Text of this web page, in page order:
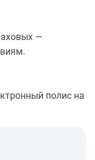
—
полис на